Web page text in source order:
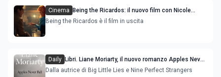
Cinema
Being the Ricardos: il nuovo film con Nicole
Kidman e Javier Bardem, immagini dal set
Being the Ricardos è il film in uscita
Daily Libri. Liane Moriarty, il nuovo romanzo Apples Never
Fall
Dalla autrice di Big Little Lies e Nine Perfect Strangers